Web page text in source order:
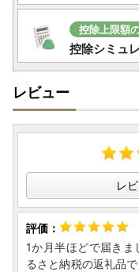
控除上限額
控除シミュ
レビュー
レ
1か月半ほどで届き
るさと納税の返礼品